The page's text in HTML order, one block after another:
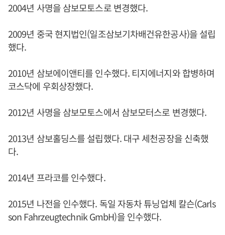
2004년 사명을 삼보모토스로 변경했다.
2009년 중국 현지법인(일조삼보기차배건유한공사)을 설립
했다.
2010년 삼보에이앤티를 인수했다. 티지에너지와 합병하며
코스닥에 우회상장했다.
2012년 사명을 삼보모토스에서 삼보모터스로 변경했다.
2013년 삼보홀딩스를 설립했다. 대구 세천공장을 신축했
다.
2014년 프라코를 인수했다.
2015년 나전을 인수했다. 독일 자동차 튜닝업체 칼슨(Carls
son Fahrzeugtechnik GmbH)을 인수했다.